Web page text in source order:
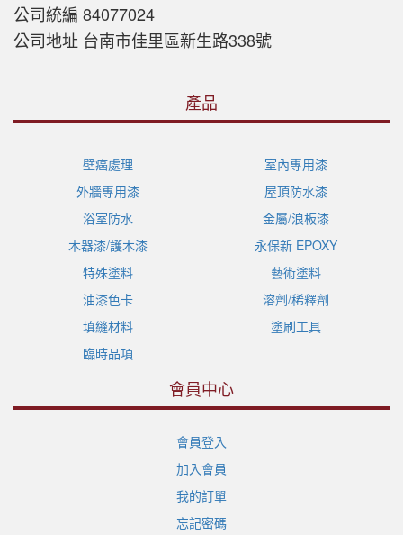
公司統編 84077024
公司地址 台南市佳里區新生路338號
產品
壁癌處理
室內專用漆
外牆專用漆
屋頂防水漆
浴室防水
金屬/浪板漆
木器漆/護木漆
永保新 EPOXY
特殊塗料
藝術塗料
油漆色卡
溶劑/稀釋劑
填縫材料
塗刷工具
臨時品項
會員中心
會員登入
加入會員
我的訂單
忘記密碼